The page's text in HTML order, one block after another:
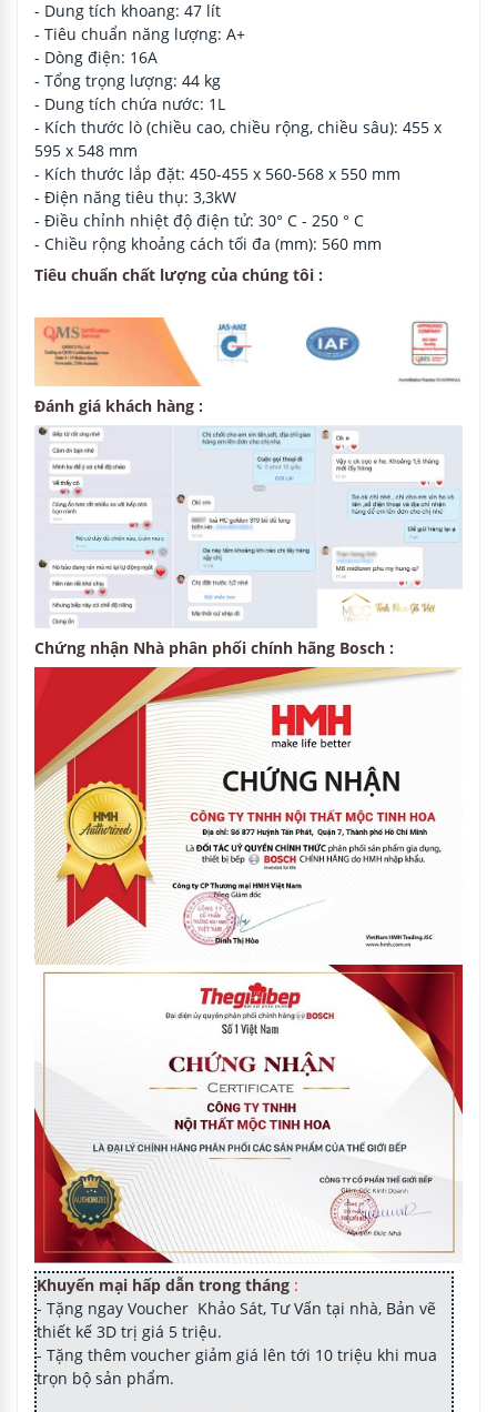
- Dung tích khoang: 47 lít
- Tiêu chuẩn năng lượng: A+
- Dòng điện: 16A
- Tổng trọng lượng: 44 kg
- Dung tích chứa nước: 1L
- Kích thước lò (chiều cao, chiều rộng, chiều sâu): 455 x
595 x 548 mm
- Kích thước lắp đặt: 450-455 x 560-568 x 550 mm
- Điện năng tiêu thụ: 3,3kW
- Điều chỉnh nhiệt độ điện tử: 30° C - 250 ° C
- Chiều rộng khoảng cách tối đa (mm): 560 mm
Tiêu chuẩn chất lượng của chúng tôi :
Đánh giá khách hàng :
Chứng nhận Nhà phân phối chính hãng Bosch :
Khuyến mại hấp dẫn trong tháng :
- Tặng ngay Voucher Khảo Sát, Tư Vấn tại nhà, Bản vẽ
thiết kế 3D trị giá 5 triệu.
- Tặng thêm voucher giảm giá lên tới 10 triệu khi mua
trọn bộ sản phẩm.